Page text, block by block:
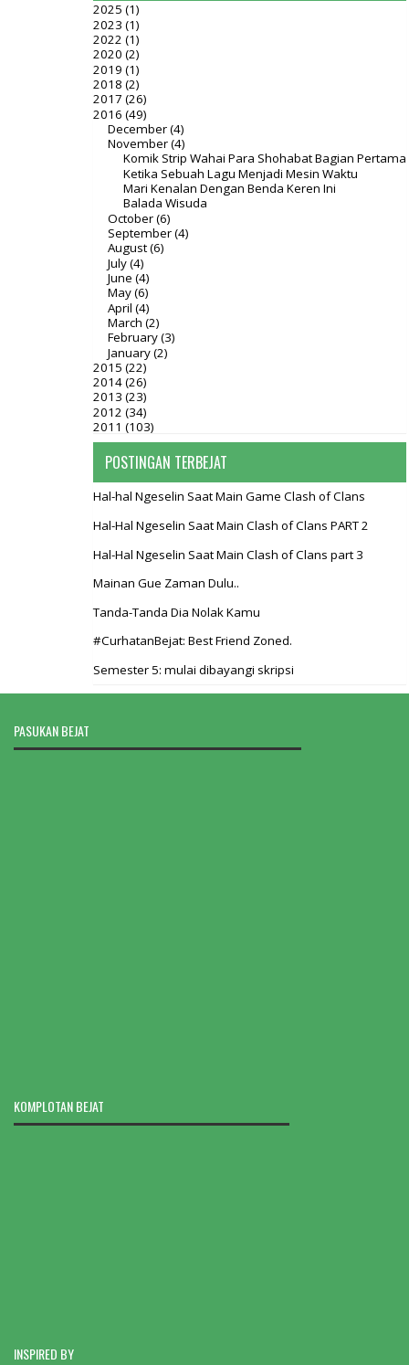
2025 (1)
2023 (1)
2022 (1)
2020 (2)
2019 (1)
2018 (2)
2017 (26)
2016 (49)
December(4)
November(4)
Komik Strip Wahai Para Shohabat Bagian Pertama
Ketika Sebuah Lagu Menjadi Mesin Waktu
Mari Kenalan Dengan Benda Keren Ini
Balada Wisuda
October(6)
September(4)
August(6)
July(4)
June (4)
May(6)
April (4)
March (2)
February(3)
January(2)
2015 (22)
2014(26)
2013 (23)
2012 (34)
2011 (103)
POSTINGAN TERBEJAT
Hal-hal Ngeselin Saat Main Game Clash of Clans
Hal-Hal Ngeselin Saat Main Clash of Clans PART 2
Hal-Hal Ngeselin Saat Main Clash of Clans part 3
Mainan Gue Zaman Dulu..
Tanda-Tanda Dia Nolak Kamu
#CurhatanBejat: Best Friend Zoned.
Semester 5: mulai dibayangi skripsi
PASUKAN BEJAT
KOMPLOTAN BEJAT
INSPIRED BY